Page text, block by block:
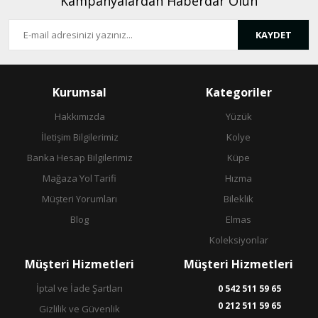
KAYDET
Kurumsal
Hakkımızda
İletişim Bilgilerimiz
Banka Hesap Bilgilerimiz
Mağaza Yol Tarifi
Müşteri Yorumları
Blog
Kategoriler
Yüzük
Kolye
Küpe
Hızma
Bileklik
Elmas
Koleksiyonlar
Müşteri Hizmetleri
İptal ve İade Şartları
Gizlilik ve Güvenlik
Müşteri Hizmetleri
0 542 511 59 65
0 212 511 59 65